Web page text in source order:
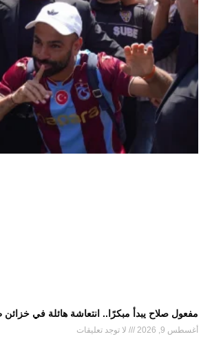
مفعول صلاح يبدأ مبكرًا.. انتعاشة هائلة في
أغسطس 9, 2026 لا توجد تعليقات